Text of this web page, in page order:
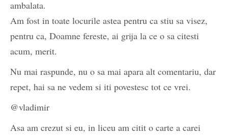
ambalata.
Am fost in toate locurile astea pentru ca stiu sa visez,
pentru ca, Doamne fereste, ai grija la ce o sa citesti
acum, merit.
Nu mai raspunde, nu o sa mai apara alt comentariu, dar
repet, hai sa ne vedem si iti povestesc tot ce vrei.
@vladimir
Asa am crezut si eu, in liceu am citit o carte a carei